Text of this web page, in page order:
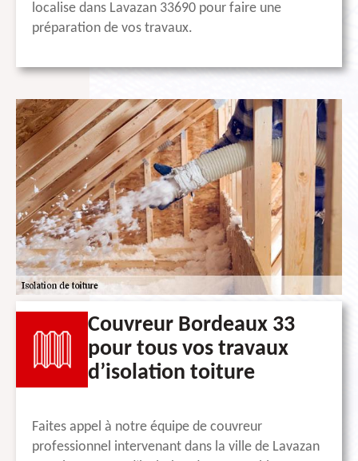
localise dans Lavazan 33690 pour faire une
préparation de vos travaux.
Couvreur Bordeaux 33
pour tous vos travaux
d’isolation toiture
Faites appel à notre équipe de couvreur
professionnel intervenant dans la ville de Lavazan